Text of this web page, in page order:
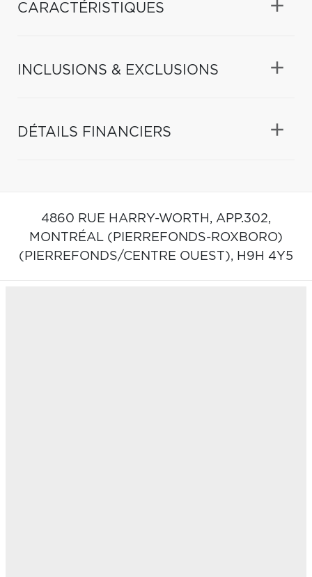
CARACTÉRISTIQUES
INCLUSIONS & EXCLUSIONS
DÉTAILS FINANCIERS
4860 RUE HARRY-WORTH, APP.302,
MONTRÉAL (PIERREFONDS-ROXBORO)
(PIERREFONDS/CENTRE OUEST), H9H 4Y5